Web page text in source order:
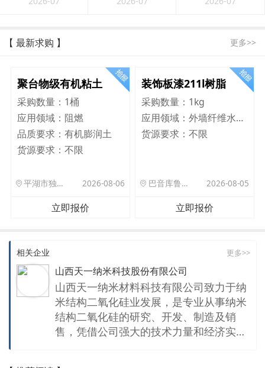
【 最新求购 】 更多>>
聚台物级有机粘土
采购数量： 1桶
应用领域： 阻燃
品质要求： 有机膨润土
货源要求： 不限
平湖市独山港镇集港路 589 号 2026-08-06
立即报价
装饰板漆211l树脂
采购数量： 1kg
应用领域：
外墙纤维水泥板
货源要求：不限
巴音库鲁提镇,托帕口岸六号库房 2026-08-05
立即报价
相关企业 更多>>
山西天一纳米科技股份有限公司
山西天一纳米材料科技有限公司致力于纳
米结构二氧化硅业发展，是专业从事纳米
结构二氧化硅的研究、开发、制造及销
售，凭借公司强大的技术力量和经济实